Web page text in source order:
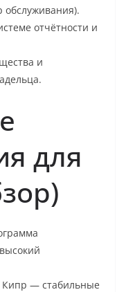
обслуживания).
отчётности и
и
для
— стабильные